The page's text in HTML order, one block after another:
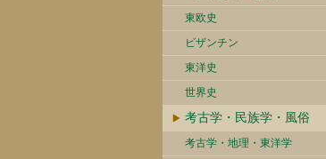
東欧史
ビザンチン
東洋史
世界史
考古学・民族学・風俗
考古学・地理・東洋学